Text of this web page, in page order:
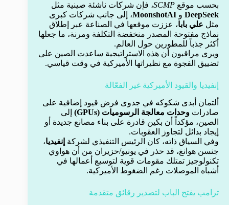
بحسب موقع SCMP، فإن شركات ناشئة صينية مثل
DeepSeek و MoonshotAI، إلى جانب شركات كبرى
مثل علي بابا، عززت موقعها في الصناعة عبر إطلاق
نماذج مفتوحة المصدر منخفضة التكلفة ومرنة، ما جعلها
أكثر جذباً للمطورين حول العالم.
ويرى مراقبون أن هذه الاستراتيجية ساعدت الصين على
تضييق الفجوة مع نظيراتها الأميركية في وقت قياسي.
إنفيديا والقيود الأميركية غير الفعّالة
ألتمان أبدى شكوكه في جدوى فرض قيود إضافية على
صادرات وحدات معالجة الرسوميات (GPUs)
إلى
الصين، مؤكداً أن بكين قادرة على بناء مصانع جديدة أو
إيجاد بدائل لتجاوز العقوبات.
وفي السياق ذاته، كان الرئيس التنفيذي لشركة إنفيديا،
جنسن هوانغ، قد حذر في يونيو/حزيران من أن هواوي
تكنولوجيز تمتلك مقومات قوية لتوسيع أعمالها في
أشباه الموصلات رغم الضغوط الأميركية.
ترامب يفتح الباب لتصدير رقائق متقدمة